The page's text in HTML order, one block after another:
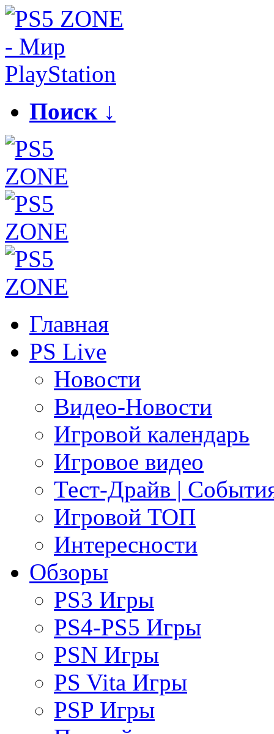
Поиск ↓
Главная
PS Live
Новости
Видео-Новости
Игровой календарь
Игровое видео
Тест-Драйв |
Игровой ТОП
Интересности
Обзоры
PS3 Игры
PS4-PS5 Игры
PSN Игры
PS Vita Игры
PSP Игры